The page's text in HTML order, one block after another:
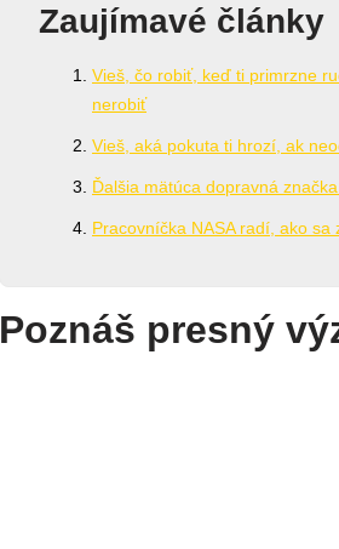
Zaujímavé články
Vieš, čo robiť, keď ti primrzne
nerobiť
Vieš, aká pokuta ti hrozí, ak
Ďalšia mätúca dopravná
Pracovníčka NASA radí, ako
Poznáš presný